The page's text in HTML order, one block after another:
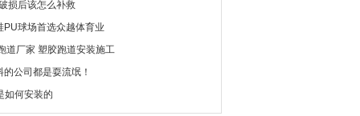
损后该怎么补救
PU球场首选众越体育业
道厂家 塑胶跑道安装施工
公司都是耍流氓！
如何安装的